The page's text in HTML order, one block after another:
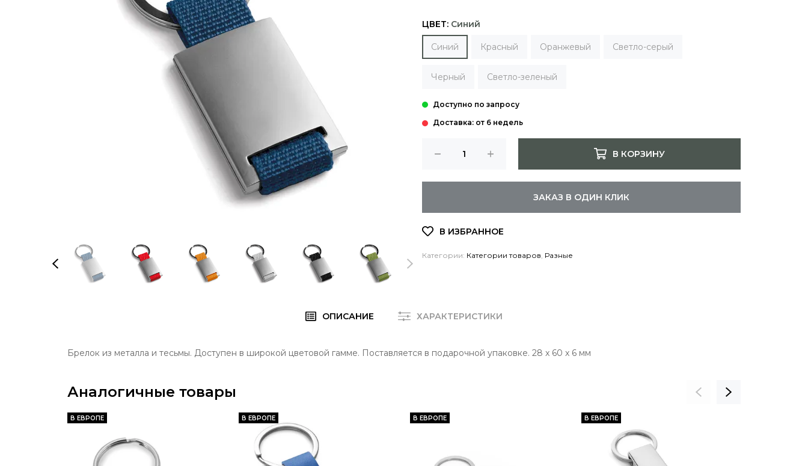
ЦВЕТ: Синий
Синий Красный Оранжевый Светло-серый
Черный Светло-зеленый
Доставка: от 6 недель
В КОРЗИНУ
ЗАКАЗ В ОДИН КЛИК
Категории: Категории товаров Разные
ОПИСАНИЕ ХАРАКТЕРИСТИКИ
Брелок из металла и тесьмы. Доступен в широкой цветовой гамме. Поставляется в подарочной упаковке. 28 x 60 x 6 мм
Аналогичные товары
В ЕВРОПЕ В ЕВРОПЕ В ЕВРОПЕ В ЕВРОПЕ